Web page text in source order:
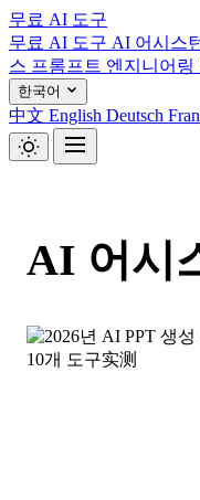
무료 AI 도구
무료 AI 도구 AI 어시스
스 프롬프트 엔지니어링
한국어
中文 English Deutsch
AI 어시